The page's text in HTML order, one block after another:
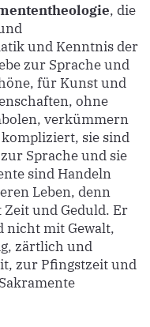
, die
und Kenntnis der
zur Sprache und
für Kunst und
ohne
verkümmern
sie sind
Sprache und sie
sind Handeln
Leben, denn
und Geduld. Er
nicht mit Gewalt,
zärtlich und
zur Pfingstzeit und